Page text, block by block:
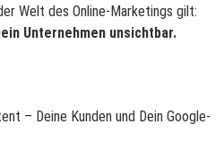
Welt des Online-Marketings gilt:
Unternehmen unsichtbar.
– Deine Kunden und Dein Google-